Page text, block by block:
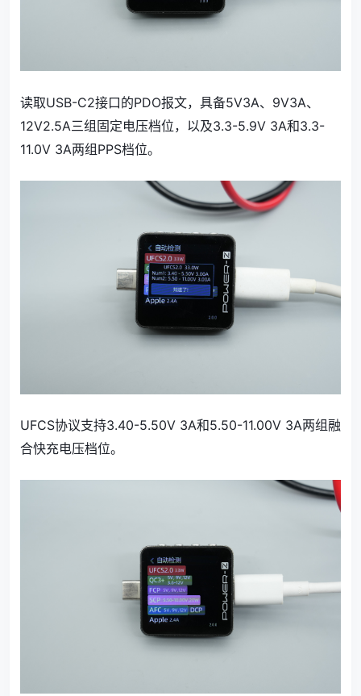
读取USB-C2接口的PDO报文，具备5V3A、9V3A、
12V2.5A三组固定电压档位，以及3.3-5.9V 3A和3.3-
11.0V 3A两组PPS档位。
UFCS协议支持3.40-5.50V 3A和5.50-11.00V 3A两组融
合快充电压档位。